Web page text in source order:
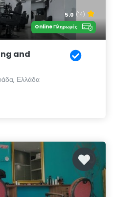
5.0 (14)
Online Πληρωμές
and
Ελλάδα